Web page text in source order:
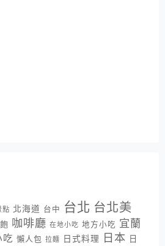
點 北海道 台中 台北 台北美
咖啡廳 在地小吃 地方小吃 宜蘭
吃 懶人包 拉麵 日式料理 日本 日